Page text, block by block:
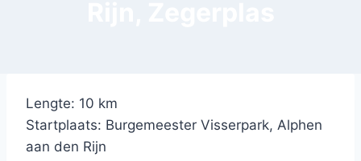
Lengte: 10 km
Startplaats: Burgemeester Visserpark, Alphen
aan den Rijn